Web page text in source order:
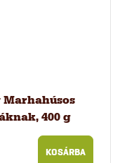
400 g
KOSÁRBA